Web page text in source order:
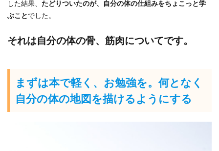
した結果、 たどりついたのが、自分の体の仕組みをちょこっと学
ぶことでした。
それは自分の体の骨、筋肉についてです。
まずは本で軽く、お勉強を。何となく
自分の体の地図を描けるようにする